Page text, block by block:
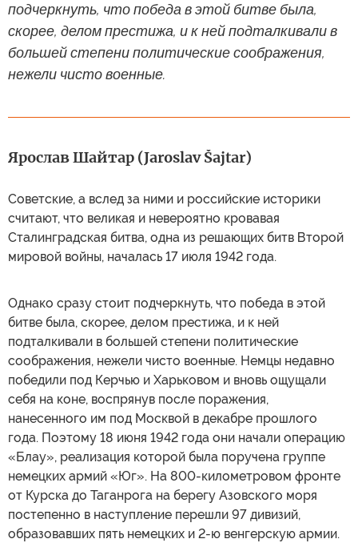
подчеркнуть, что победа в этой битве была,
скорее, делом престижа, и к ней подталкивали в
большей степени политические соображения,
нежели чисто военные.
Ярослав Шайтар (Jaroslav Šajtar)
Советские, а вслед за ними и российские историки
считают, что великая и невероятно кровавая
Сталинградская битва, одна из решающих битв Второй
мировой войны, началась 17 июля 1942 года.
Однако сразу стоит подчеркнуть, что победа в этой
битве была, скорее, делом престижа, и к ней
подталкивали в большей степени политические
соображения, нежели чисто военные. Немцы недавно
победили под Керчью и Харьковом и вновь ощущали
себя на коне, воспрянув после поражения,
нанесенного им под Москвой в декабре прошлого
года. Поэтому 18 июня 1942 года они начали операцию
«Блау», реализация которой была поручена группе
немецких армий «Юг». На 800-километровом фронте
от Курска до Таганрога на берегу Азовского моря
постепенно в наступление перешли 97 дивизий,
образовавших пять немецких и 2-ю венгерскую армии.